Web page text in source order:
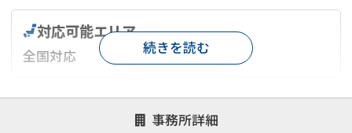
事務所詳細
対応可能エリア
全国対応
対応が親身 オンライン面談可能
レスポンスが早い
1億円以上の買取可
続きを読む